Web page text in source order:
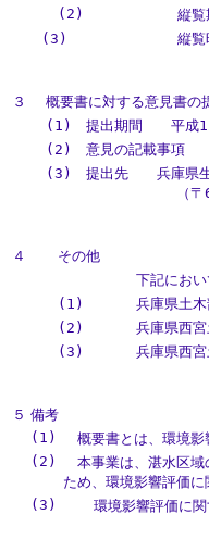
(2)
縦覧
(3)
縦覧
３
概要書に対する意見書の
(1) 提出期間 平成12年
(2) 意見の記載事項 住
(3) 提出先 兵庫県生活
（〒650-8567
４
その他
下記にお
(1)
兵庫県土
(2)
兵庫県西
(3)
兵庫県西
５ 備考
(1)
概要書とは、環境影
(2)
本事業は、湛水区域
ため、環境影響評価
(3)
環境影響評価に関